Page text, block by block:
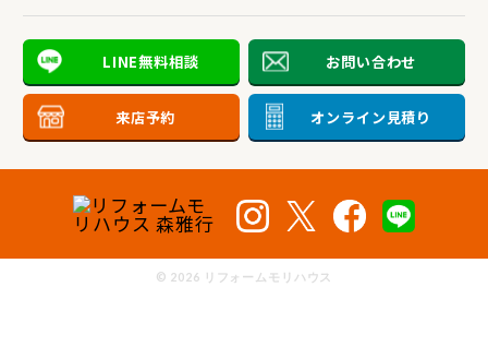
LINE無料相談 お問い合わせ
来店予約 オンライン見積り
© 2026 リフォームモリハウス